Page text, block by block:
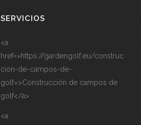
SERVICIOS
<a
href=»https://gardengolf.eu/construc
cion-de-campos-de-
golf»>Construcción de campos de
golf</a>
<a